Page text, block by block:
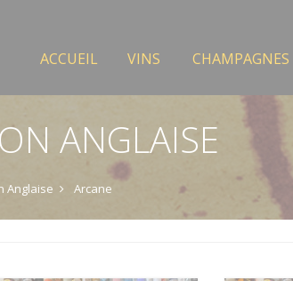
ACCUEIL VINS CHAMPAGNES
ANGLAISE
Anglaise Arcane